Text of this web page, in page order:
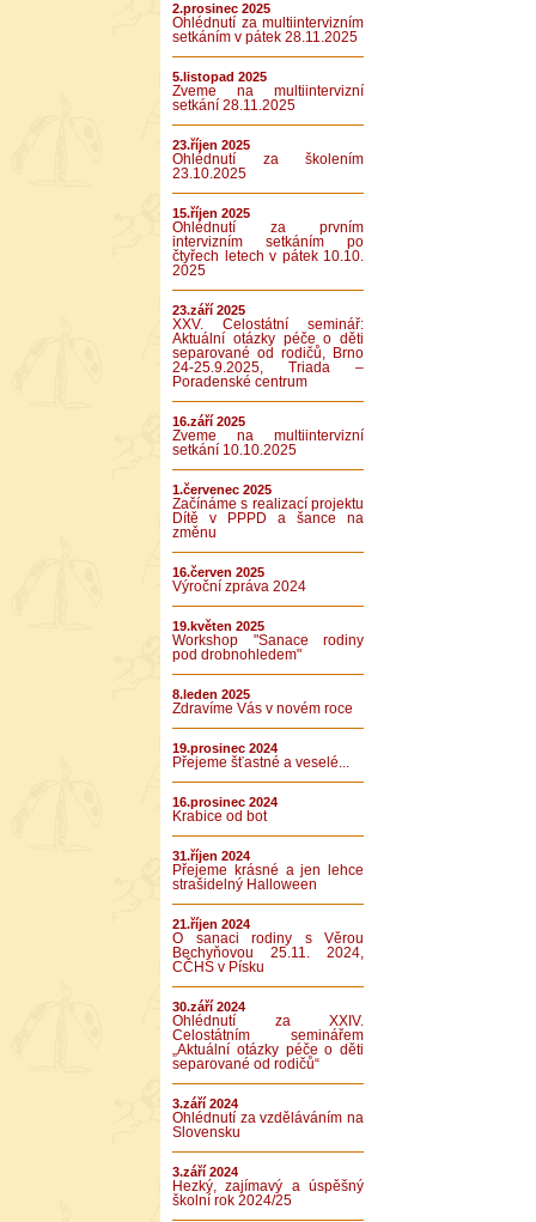
2.prosinec 2025
Ohlédnutí za multiintervizním
setkáním v pátek 28.11.2025
5.listopad 2025
Zveme na multiintervizní
setkání 28.11.2025
23.říjen 2025
Ohlédnutí za školením
23.10.2025
15.říjen 2025
Ohlédnutí za prvním
intervizním setkáním po
čtyřech letech v pátek 10.10.
2025
23.září 2025
XXV. Celostátní seminář:
Aktuální otázky péče o děti
separované od rodičů, Brno
24-25.9.2025, Triada –
Poradenské centrum
16.září 2025
Zveme na multiintervizní
setkání 10.10.2025
1.červenec 2025
Začínáme s realizací projektu
Dítě v PPPD a šance na
změnu
16.červen 2025
Výroční zpráva 2024
19.květen 2025
Workshop "Sanace rodiny
pod drobnohledem"
8.leden 2025
Zdravíme Vás v novém roce
19.prosinec 2024
Přejeme šťastné a veselé...
16.prosinec 2024
Krabice od bot
31.říjen 2024
Přejeme krásné a jen lehce
strašidelný Halloween
21.říjen 2024
O sanaci rodiny s Věrou
Bechyňovou 25.11. 2024,
CČHS v Písku
30.září 2024
Ohlédnutí za XXIV.
Celostátním seminářem
„Aktuální otázky péče o děti
separované od rodičů“
3.září 2024
Ohlédnutí za vzděláváním na
Slovensku
3.září 2024
Hezký, zajímavý a úspěšný
školní rok 2024/25